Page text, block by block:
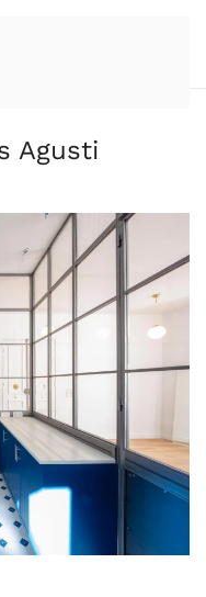
Agusti